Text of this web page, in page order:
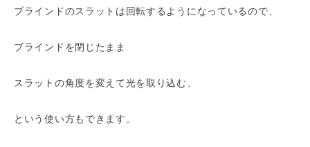
ブラインドのスラットは回転するようになっているので、
ブラインドを閉じたまま
スラットの角度を変えて光を取り込む、
という使い方もできます。